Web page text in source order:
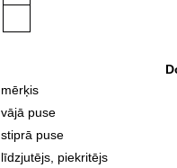
mērķis
vājā puse
stiprā puse
līdzjutējs, piekritējs